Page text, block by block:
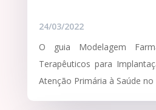
24/03/2022
O guia Modelagem
Terapêuticos para
Atenção Primária à Saúde no